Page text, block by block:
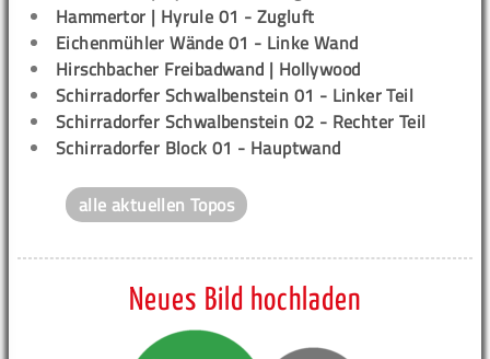
Hammertor | Hyrule 01 - Zugluft
Eichenmühler Wände 01 - Linke Wand
Hirschbacher Freibadwand | Hollywood
Schirradorfer Schwalbenstein 01 - Linker Teil
Schirradorfer Schwalbenstein 02 - Rechter Teil
Schirradorfer Block 01 - Hauptwand
alle aktuellen Topos
Neues Bild hochladen